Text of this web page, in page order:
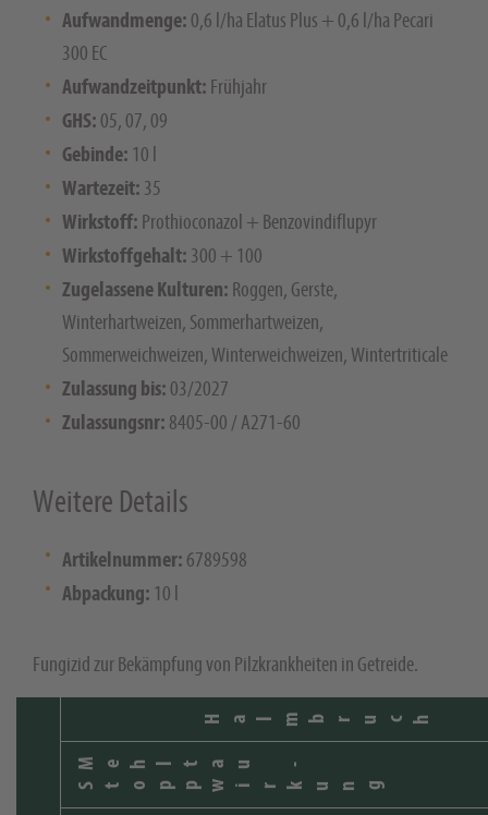
Aufwandmenge: 0,6 l/ha Elatus Plus + 0,6 l/ha Pecari
300 EC
Aufwandzeitpunkt: Frühjahr
GHS: 05, 07, 09
Gebinde: 10 l
Wartezeit: 35
Wirkstoff: Prothioconazol + Benzovindiflupyr
Wirkstoffgehalt: 300 + 100
Zugelassene Kulturen: Roggen, Gerste,
Winterhartweizen, Sommerhartweizen,
Sommerweichweizen, Winterweichweizen, Wintertriticale
Zulassung bis: 03/2027
Zulassungsnr: 8405-00 / A271-60
Weitere Details
Artikelnummer: 6789598
Abpackung: 10 l
Fungizid zur Bekämpfung von Pilzkrankheiten in Getreide.
Mehltau -
Stoppwirkung
Halmbruch